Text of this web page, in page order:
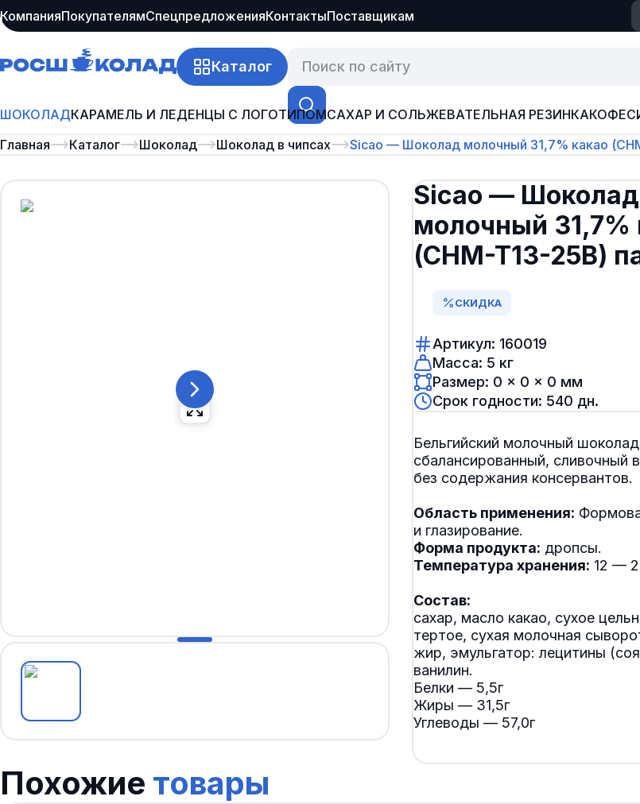
КомпанияПокупателямСпецпредложенияКонтактыПоставщикам
Каталог
ШОКОЛАДКАРАМЕЛЬ И ЛЕДЕНЦЫ С ЛОГОТИПОМСАХАР И СОЛЬЖЕВАТЕЛЬНАЯ РЕЗИНКАКОФЕ
Главная
Каталог Шоколад Шоколад в чипсах Sicao — Шоколад молочный 31,7% какао
Sicao — Шоколад
молочный 31,7%
(CHM-T13-25B)
СКИДКА
Артикул: 160019
Масса: 5 кг
Размер: 0 × 0 × 0 мм
Срок годности: 540 дн.
Бельгийский молочный
сбалансированный, сливочный
без содержания консервантов.
Область применения:
Форма продукта:
Температура хранения: 12 —
Состав:
сахар, масло какао, сухое
тертое, сухая молочная
жир, эмульгатор: лецитины
ванилин.
Белки — 5,5г
Жиры — 31,5г
Углеводы — 57,0г
Похожие товары